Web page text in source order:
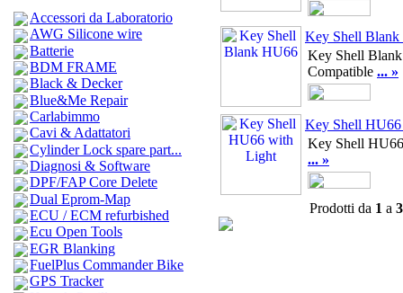
Accessori da Laboratorio
AWG Silicone wire
Batterie
BDM FRAME
Black & Decker
Blue&Me Repair
Carlabimmo
Cavi & Adattatori
Cylinder Lock spare part...
Diagnosi & Software
DPF/FAP Core Delete
Dual Eprom-Map
ECU / ECM refurbished
Ecu Open Tools
EGR Blanking
FuelPlus Commander Bike
GPS Tracker
Key Shell
Key Shell
Compatible ... »
Key Shell
Key Shell
... »
Prodotti da 1 a 3